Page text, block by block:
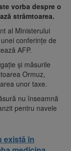
vorba despre o
strâmtoarea.
al Ministerului
conferințe de
AFP.
și măsurile
Ormuz,
unor taxe.
nu înseamnă
pentru navele
există în